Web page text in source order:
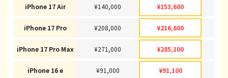
iPhone 17 Air
iPhone 17 Pro
iPhone 17 Pro Max
iPhone 16 e
¥140,000
¥208,000
¥271,000
¥91,000
¥153,600
¥216,600
¥285,100
¥91,100